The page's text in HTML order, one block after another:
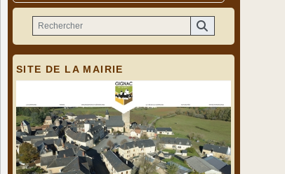
SITE DE LA MAIRIE